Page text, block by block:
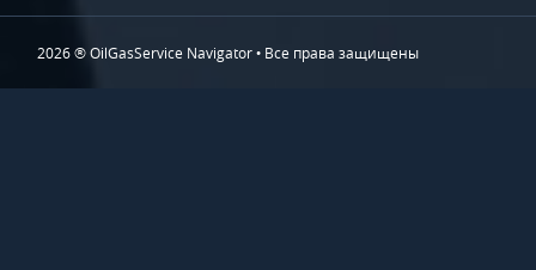
2026 ® OilGasService Navigator • Все права защищены